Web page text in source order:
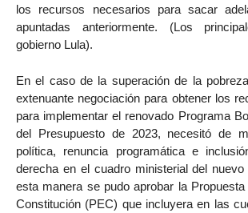
los recursos necesarios para sacar
apuntadas anteriormente. (Los
gobierno Lula).
En el caso de la superación de la
extenuante negociación para obtener los
para implementar el renovado Programa
del Presupuesto de 2023, necesitó de
política, renuncia programática e
derecha en el cuadro ministerial del
esta manera se pudo aprobar la
Constitución (PEC) que incluyera en las